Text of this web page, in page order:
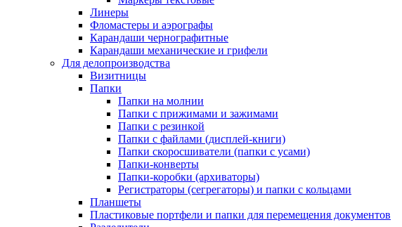
Линеры
Фломастеры и аэрографы
Карандаши чернографитные
Карандаши механические и грифели
Для делопроизводства
Визитницы
Папки
Папки на молнии
Папки с прижимами и зажимами
Папки с резинкой
Папки с файлами (дисплей-книги)
Папки скоросшиватели (папки с усами)
Папки-конверты
Папки-коробки (архиваторы)
Регистраторы (сегрегаторы) и папки с кольцами
Планшеты
Пластиковые портфели и папки для перемещения документов